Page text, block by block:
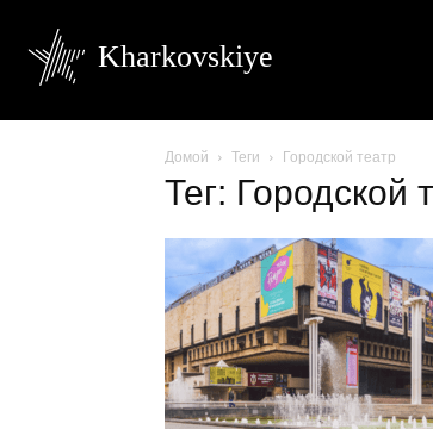
Kharkovskiye
Домой Теги Городской театр
Тег: Городской